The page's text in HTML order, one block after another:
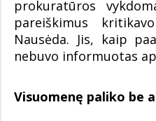
prokuratūros
pareiškimus
Nausėda. Jis, kaip
nebuvo informuotas
Visuomenę paliko be